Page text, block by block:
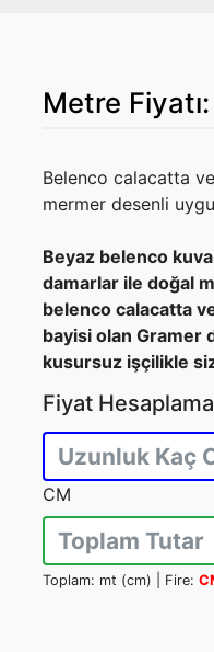
Metre Fiyatı:
Belenco calacatta
mermer desenli
Beyaz belenco
damarlar ile doğal
belenco calacatta
bayisi olan Gramer
kusursuz işçilikle
Fiyat
CM
Toplam: mt (cm) | Fire: